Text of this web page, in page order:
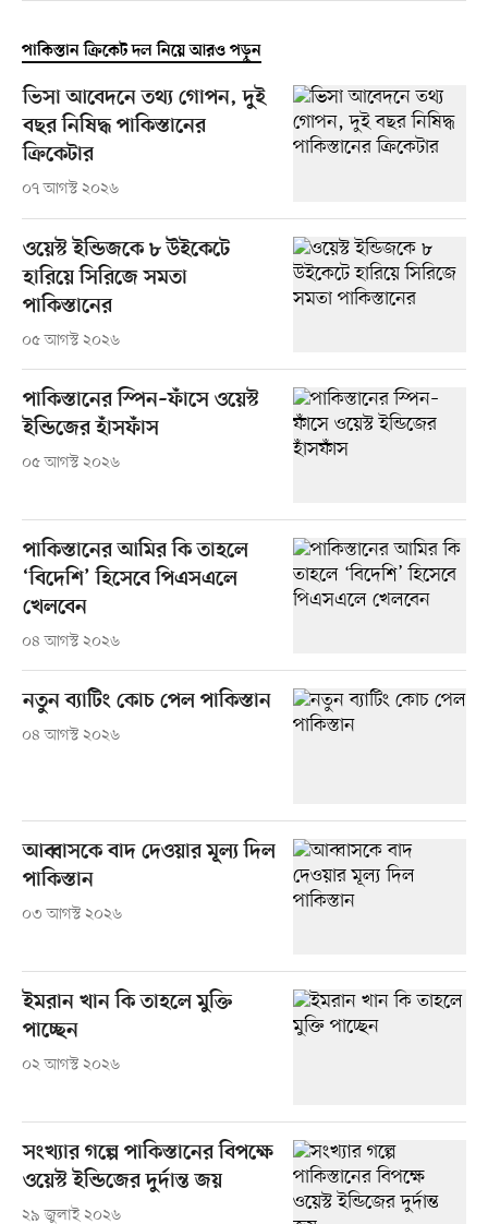
পাকিস্তান ক্রিকেট দল নিয়ে আরও পড়ুন
ভিসা আবেদনে তথ্য গোপন, দুই
বছর নিষিদ্ধ পাকিস্তানের
ক্রিকেটার
০৭ আগস্ট ২০২৬
ওয়েস্ট ইন্ডিজকে ৮ উইকেটে
হারিয়ে সিরিজে সমতা
পাকিস্তানের
০৫ আগস্ট ২০২৬
পাকিস্তানের স্পিন–ফাঁসে ওয়েস্ট
ইন্ডিজের হাঁসফাঁস
০৫ আগস্ট ২০২৬
পাকিস্তানের আমির কি তাহলে
‘বিদেশি’ হিসেবে পিএসএলে
খেলবেন
০৪ আগস্ট ২০২৬
নতুন ব্যাটিং কোচ পেল পাকিস্তান
০৪ আগস্ট ২০২৬
আব্বাসকে বাদ দেওয়ার মূল্য দিল
পাকিস্তান
০৩ আগস্ট ২০২৬
ইমরান খান কি তাহলে মুক্তি
পাচ্ছেন
০২ আগস্ট ২০২৬
সংখ্যার গল্পে পাকিস্তানের বিপক্ষে
ওয়েস্ট ইন্ডিজের দুর্দান্ত জয়
২৯ জুলাই ২০২৬